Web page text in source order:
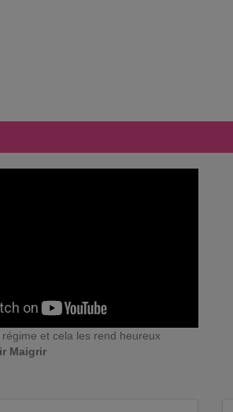
et cela les rend heureux
Maigrir